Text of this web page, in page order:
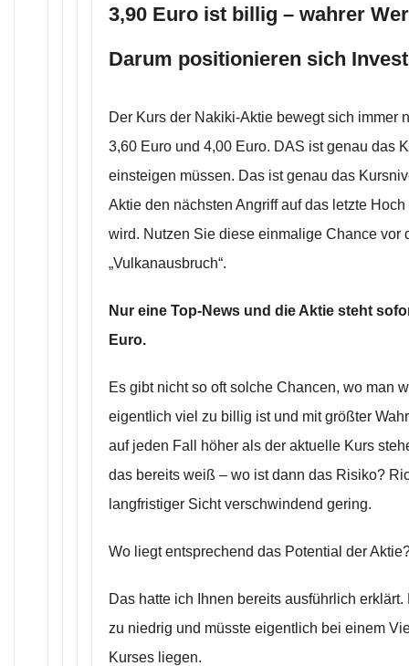
3,90 Euro ist billig – wahrer
Darum positionieren sich
Der Kurs der Nakiki-Aktie bewegt sich immer
3,60 Euro und 4,00 Euro. DAS ist genau das
einsteigen müssen. Das ist genau das
Aktie den nächsten Angriff auf das letzte
wird. Nutzen Sie diese einmalige Chance vor
„Vulkanausbruch“.
Nur eine Top-News und die Aktie steht
Euro.
Es gibt nicht so oft solche Chancen, wo man
eigentlich viel zu billig ist und mit größter
auf jeden Fall höher als der aktuelle Kurs
das bereits weiß – wo ist dann das Risiko?
langfristiger Sicht verschwindend gering.
Wo liegt entsprechend das Potential der
Das hatte ich Ihnen bereits ausführlich
zu niedrig und müsste eigentlich bei einem
Kurses liegen.